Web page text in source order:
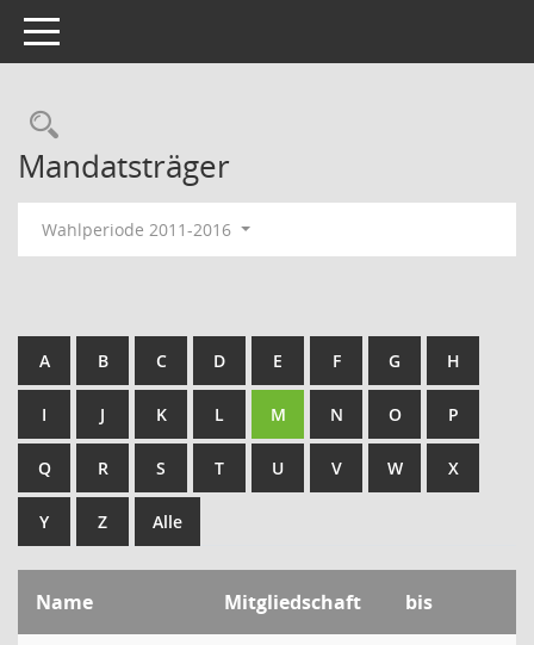
Toggle navigation
Rechercheauswahl
Mandatsträger
Wahlperiode 2011-2016
A B C D E F G H
I J K L M N O P
Q R S T U V W X
Y Z Alle
Name Mitgliedschaft bis